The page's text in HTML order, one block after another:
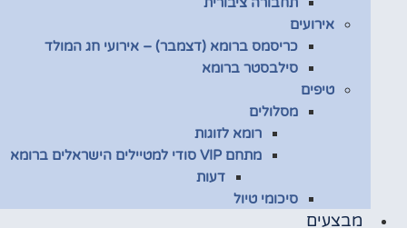
אירועים
כריסמס ברומא (דצמבר) – אירועי חג המולד
סילבסטר ברומא
טיפים
מסלולים
רומא לזוגות
מתחם VIP סודי למטיילים הישראלים ברומא
דעות
סיכומי טיול
מבצעים